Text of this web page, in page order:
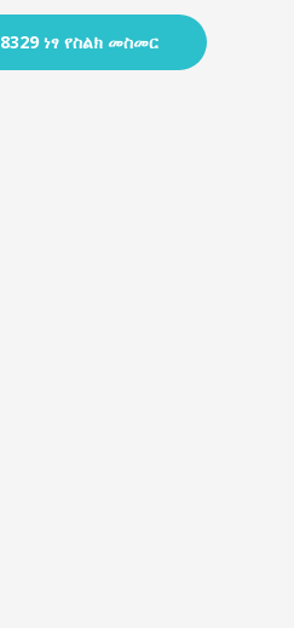
8329 ነፃ የስልክ መስመር